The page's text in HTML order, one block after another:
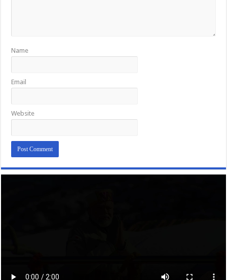
Name
Email
Website